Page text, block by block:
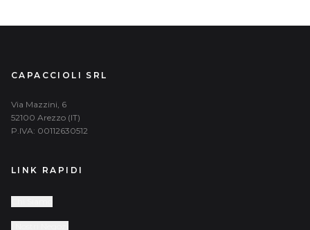
CAPACCIOLI SRL
Via Mazzini, 6
52100 Arezzo (IT)
P.IVA: 00112630512
LINK RAPIDI